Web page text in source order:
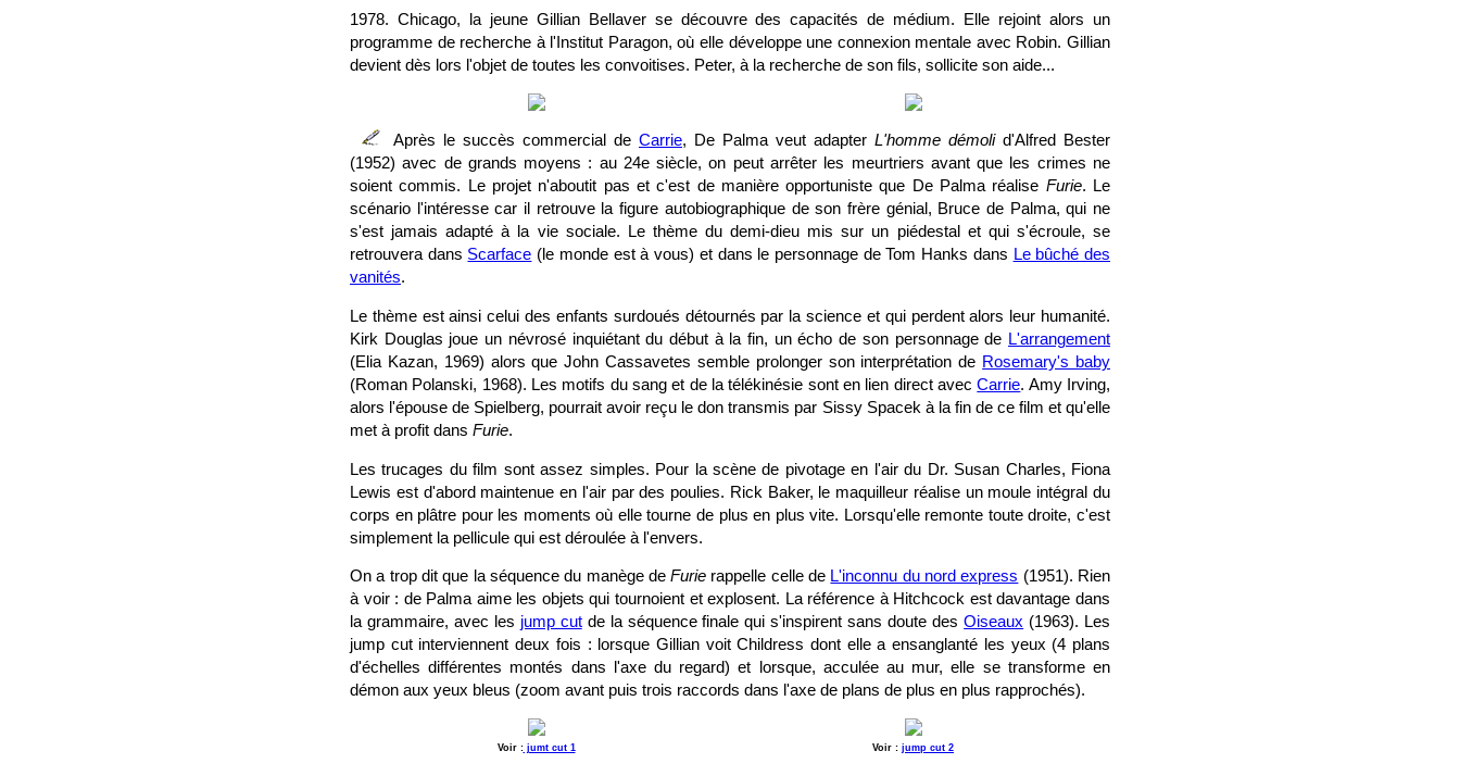
1978. Chicago, la jeune Gillian Bellaver se découvre des capacités de médium. Elle rejoint alors un
programme de recherche à l'Institut Paragon, où elle développe une connexion mentale avec Robin. Gillian
devient dès lors l'objet de toutes les convoitises. Peter, à la recherche de son fils, sollicite son aide...
Après le succès commercial de Carrie, De Palma veut adapter L'homme démolid'Alfred Bester
(1952) avec de grands moyens : au 24e siècle, on peut arrêter les meurtriers avant que les crimes ne
soient commis. Le projet n'aboutit pas et c'est de manière opportuniste que De Palma réalise Furie. Le
scénario l'intéresse car il retrouve la figure autobiographique de son frère génial, Bruce de Palma, qui ne
s'est jamais adapté à la vie sociale. Le thème du demi-dieu mis sur un piédestal et qui s'écroule, se
retrouvera dans Scarface (le monde est à vous) et dans le personnage de Tom Hanks dans Le bûché des
vanités.
Le thème est ainsi celui des enfants surdoués détournés par la science et qui perdent alors leur humanité.
Kirk Douglas joue un névrosé inquiétant du début à la fin, un écho de son personnage de L'arrangement
(Elia Kazan, 1969) alors que John Cassavetes semble prolonger son interprétation de Rosemary's baby
(Roman Polanski, 1968). Les motifs du sang et de la télékinésie sont en lien direct avecCarrie. Amy Irving,
alors l'épouse de Spielberg, pourrait avoir reçu le don transmis par Sissy Spacek à la fin de ce film et qu'elle
met à profit dans Furie.
Les trucages du film sont assez simples. Pour la scène de pivotage en l'air du Dr. Susan Charles, Fiona
Lewis est d'abord maintenue en l'air par des poulies. Rick Baker, le maquilleur réalise un moule intégral du
corps en plâtre pour les moments où elle tourne de plus en plus vite. Lorsqu'elle remonte toute droite, c'est
simplement la pellicule qui est déroulée à l'envers.
On a trop dit que la séquence du manège deFurie rappelle celle de L'inconnu du nord express (1951). Rien
à voir : de Palma aime les objets qui tournoient et explosent. La référence à Hitchcock est davantage dans
la grammaire, avec les jump cutde la séquence finale qui s'inspirent sans doute desOiseaux (1963). Les
jump cut interviennent deux fois : lorsque Gillian voit Childress dont elle a ensanglanté les yeux (4 plans
d'échelles différentes montés dans l'axe du regard) et lorsque, acculée au mur, elle se transforme en
démon aux yeux bleus (zoom avant puis trois raccords dans l'axe de plans de plus en plus rapprochés).
Voir :jumt cut 1 Voir : jump cut 2